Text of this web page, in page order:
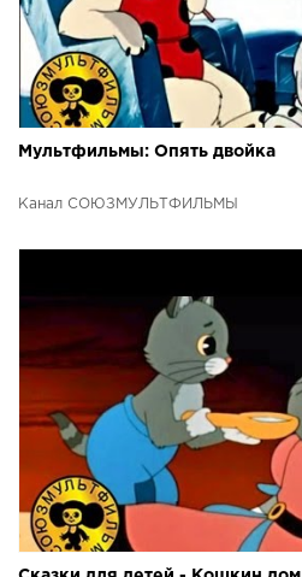
Мультфильмы: Опять двойка
Канал СОЮЗМУЛЬТФИЛЬМЫ